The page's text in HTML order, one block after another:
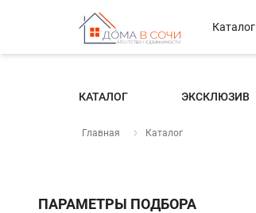
Каталог
КАТАЛОГ ЭКСКЛЮЗИВ
Главная Каталог
ПАРАМЕТРЫ ПОДБОРА